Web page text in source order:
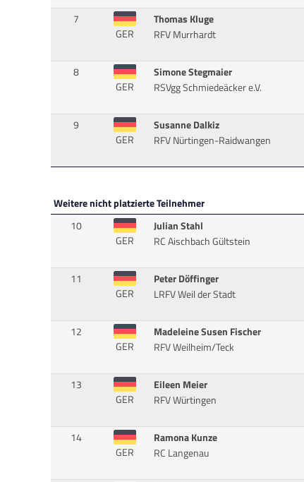
7
GER
Thomas Kluge
RFV Murrhardt
8
GER
Simone Stegmaier
RSVgg Schmiedeäcker e.V.
9
GER
Susanne Dalkiz
RFV Nürtingen-Raidwangen
Weitere nicht platzierte Teilnehmer
10
GER
Julian Stahl
RC Aischbach Gültstein
11
GER
Peter Döffinger
LRFV Weil der Stadt
12
GER
Madeleine Susen Fischer
RFV Weilheim/Teck
13
GER
Eileen Meier
RFV Würtingen
14
GER
Ramona Kunze
RC Langenau